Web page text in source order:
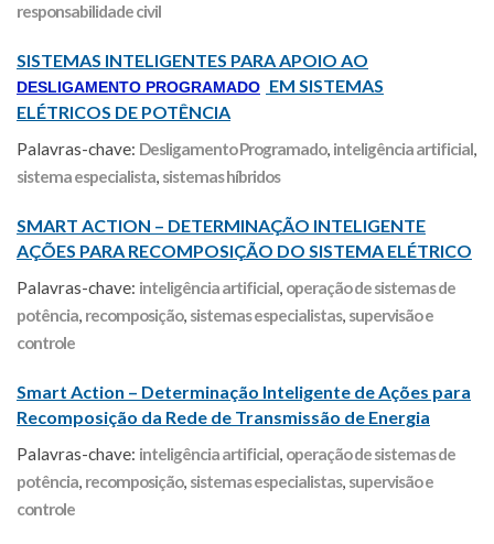
responsabilidade civil
SISTEMAS INTELIGENTES PARA APOIO AO
DESLIGAMENTO PROGRAMADO EM SISTEMAS
ELÉTRICOS DE POTÊNCIA
Palavras-chave: Desligamento Programado, inteligência artificial,
sistema especialista, sistemas híbridos
SMART ACTION – DETERMINAÇÃO INTELIGENTE
AÇÕES PARA RECOMPOSIÇÃO DO SISTEMA ELÉTRICO
Palavras-chave: inteligência artificial, operação de sistemas de
potência, recomposição, sistemas especialistas, supervisão e
controle
Smart Action – Determinação Inteligente de Ações para
Recomposição da Rede de Transmissão de Energia
Palavras-chave: inteligência artificial, operação de sistemas de
potência, recomposição, sistemas especialistas, supervisão e
controle